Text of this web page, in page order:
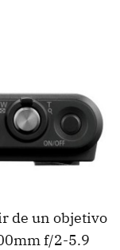
de un objetivo
f/2-5.9